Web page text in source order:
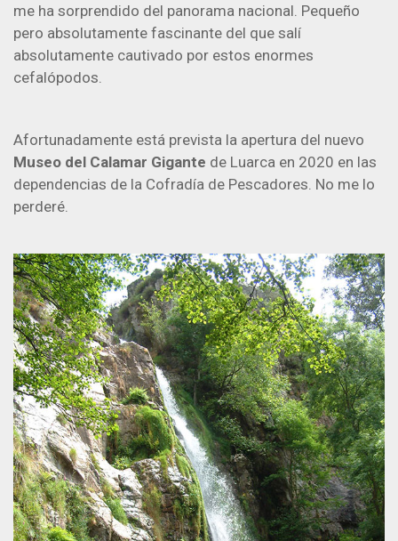
me ha sorprendido del panorama nacional. Pequeño
pero absolutamente fascinante del que salí
absolutamente cautivado por estos enormes
cefalópodos.
Afortunadamente está prevista la apertura del nuevo
Museo del Calamar Gigante de Luarca en 2020 en las
dependencias de la Cofradía de Pescadores. No me lo
perderé.